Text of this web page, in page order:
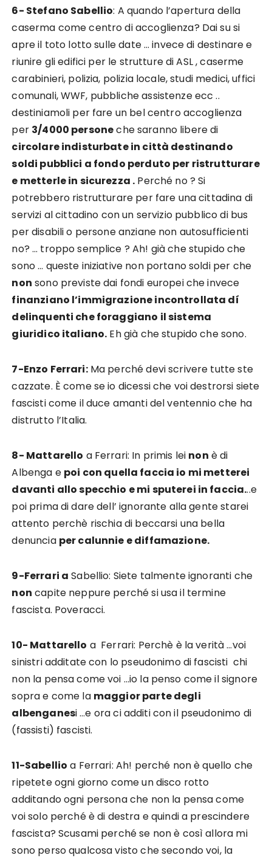
6- Stefano Sabellio: A quando l’apertura della
caserma come centro di accoglienza? Dai su si
apre il toto lotto sulle date … invece di destinare e
riunire gli edifici per le strutture di ASL , caserme
carabinieri, polizia, polizia locale, studi medici, uffici
comunali, WWF, pubbliche assistenze ecc ..
destiniamoli per fare un bel centro accoglienza
per 3/4000 personeche saranno libere di
circolare indisturbate in città destinando
soldi pubblici a fondo perduto per ristrutturare
e metterle in sicurezza . Perché no ? Si
potrebbero ristrutturare per fare una cittadina di
servizi al cittadino con un servizio pubblico di bus
per disabili o persone anziane non autosufficienti
no? … troppo semplice ? Ah! già che stupido che
sono … queste iniziative non portano soldi per che
non sono previste dai fondi europei che invece
finanziano l’immigrazione incontrollata dí
delinquenti che foraggiano il sistema
giuridico italiano. Eh già che stupido che sono.
7-Enzo Ferrari:Ma perché devi scrivere tutte ste
cazzate. È come se io dicessi che voi destrorsi siete
fascisti come il duce amanti del ventennio che ha
distrutto l’Italia.
8- Mattarello a Ferrari: In primis lei non è di
Albenga e poi con quella faccia io mi metterei
davanti allo specchio e mi sputerei in faccia...e
poi prima di dare dell’ ignorante alla gente starei
attento perchè rischia di beccarsi una bella
denuncia per calunnie e diffamazione.
9-Ferrari a Sabellio: Siete talmente ignoranti che
non capite neppure perché si usa il termine
fascista. Poveracci.
10- Mattarello a Ferrari: Perchè è la verità …voi
sinistri additate con lo pseudonimo di fascisti chi
non la pensa come voi …io la penso come il signore
sopra e come la maggior parte degli
albenganesi …e ora ci additi con il pseudonimo di
(fassisti) fascisti.
11-Sabellio a Ferrari: Ah! perché non è quello che
ripetete ogni giorno come un disco rotto
additando ogni persona che non la pensa come
voi solo perché è di destra e quindi a prescindere
fascista? Scusami perché se non è così allora mi
sono perso qualcosa visto che secondo voi, la